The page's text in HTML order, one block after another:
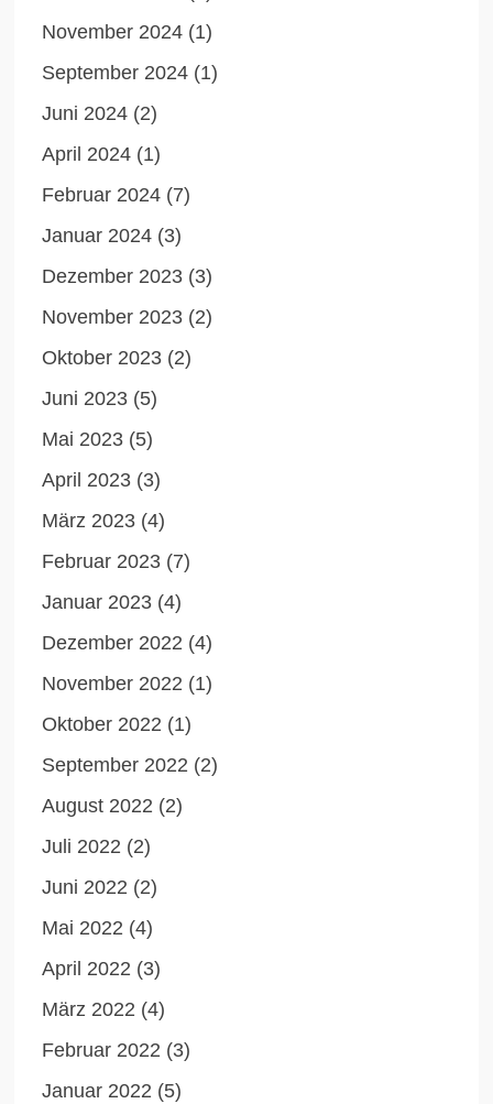
November 2024 (1)
September 2024 (1)
Juni 2024 (2)
April 2024 (1)
Februar 2024 (7)
Januar 2024 (3)
Dezember 2023 (3)
November 2023 (2)
Oktober 2023 (2)
Juni 2023 (5)
Mai 2023 (5)
April 2023 (3)
März 2023 (4)
Februar 2023 (7)
Januar 2023 (4)
Dezember 2022 (4)
November 2022 (1)
Oktober 2022 (1)
September 2022 (2)
August 2022 (2)
Juli 2022 (2)
Juni 2022 (2)
Mai 2022 (4)
April 2022 (3)
März 2022 (4)
Februar 2022 (3)
Januar 2022 (5)